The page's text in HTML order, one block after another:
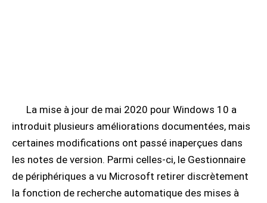
La mise à jour de mai 2020 pour Windows 10 a
introduit plusieurs améliorations documentées, mais
certaines modifications ont passé inaperçues dans
les notes de version. Parmi celles-ci, le Gestionnaire
de périphériques a vu Microsoft retirer discrètement
la fonction de recherche automatique des mises à